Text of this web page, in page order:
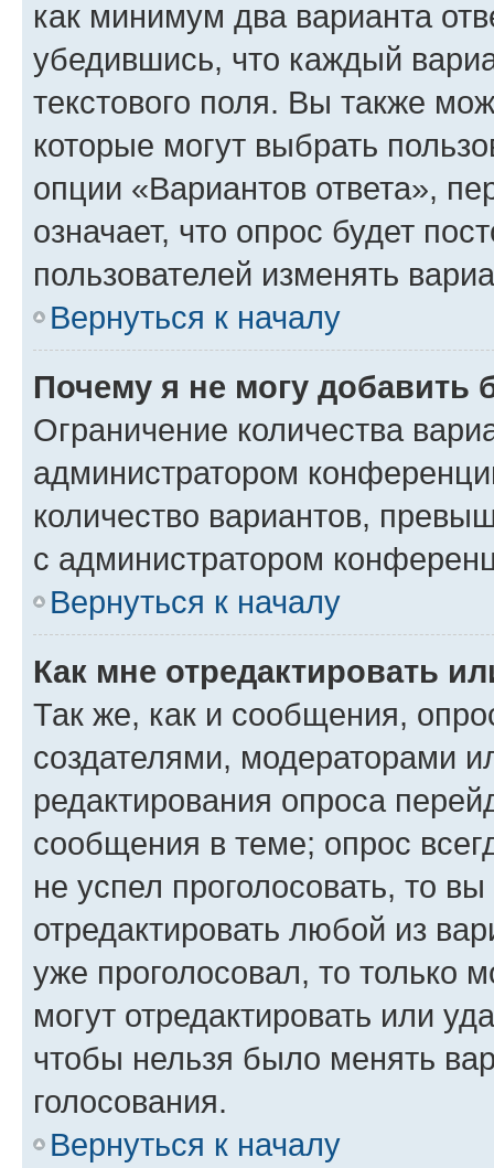
как минимум два варианта
убедившись, что каждый
текстового поля. Вы также
которые могут выбрать
опции «Вариантов ответа»,
означает, что опрос будет
пользователей изменять
Вернуться к началу
Почему я не могу добавить
Ограничение количества
администратором
количество вариантов,
с администратором
Вернуться к началу
Как мне отредактировать
Так же, как и сообщения,
создателями, модераторами
редактирования опроса
сообщения в теме; опрос
не успел проголосовать, то
отредактировать любой из
уже проголосовал, то только
могут отредактировать или
чтобы нельзя было менять
голосования.
Вернуться к началу